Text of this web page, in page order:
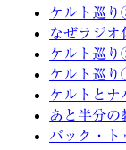
ケルト巡
なぜラジオ
ケルト巡
ケルト巡
ケルトとナ
あと半分の
バック・ト